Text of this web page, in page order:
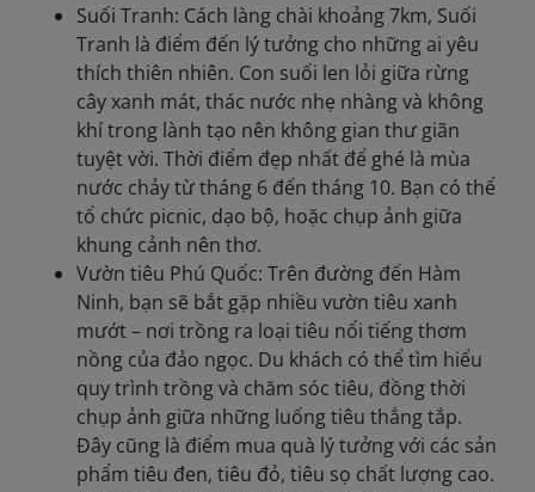
Suối Tranh: Cách làng chài khoảng 7km, Suối
Tranh là điểm đến lý tưởng cho những ai yêu
thích thiên nhiên. Con suối len lỏi giữa rừng
cây xanh mát, thác nước nhẹ nhàng và không
khí trong lành tạo nên không gian thư giãn
tuyệt vời. Thời điểm đẹp nhất để ghé là mùa
nước chảy từ tháng 6 đến tháng 10. Bạn có thể
tổ chức picnic, dạo bộ, hoặc chụp ảnh giữa
khung cảnh nên thơ.
Vườn tiêu Phú Quốc: Trên đường đến Hàm
Ninh, bạn sẽ bắt gặp nhiều vườn tiêu xanh
mướt – nơi trồng ra loại tiêu nổi tiếng thơm
nồng của đảo ngọc. Du khách có thể tìm hiểu
quy trình trồng và chăm sóc tiêu, đồng thời
chụp ảnh giữa những luống tiêu thẳng tắp.
Đây cũng là điểm mua quà lý tưởng với các sản
phẩm tiêu đen, tiêu đỏ, tiêu sọ chất lượng cao.